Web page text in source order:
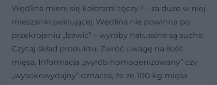
Wędlina mieni się kolorami tęczy? – za dużo w niej
mieszanki peklującej. Wędlina nie powinna po
przekrojeniu „łzawic” – wyroby naturalne są suche.
Czytaj skład produktu. Zwróć uwagę na ilość
mięsa. Informacja „wyrób homogenizowany” czy
„wysokowydajny” oznacza, ze ze 100 kg mięsa